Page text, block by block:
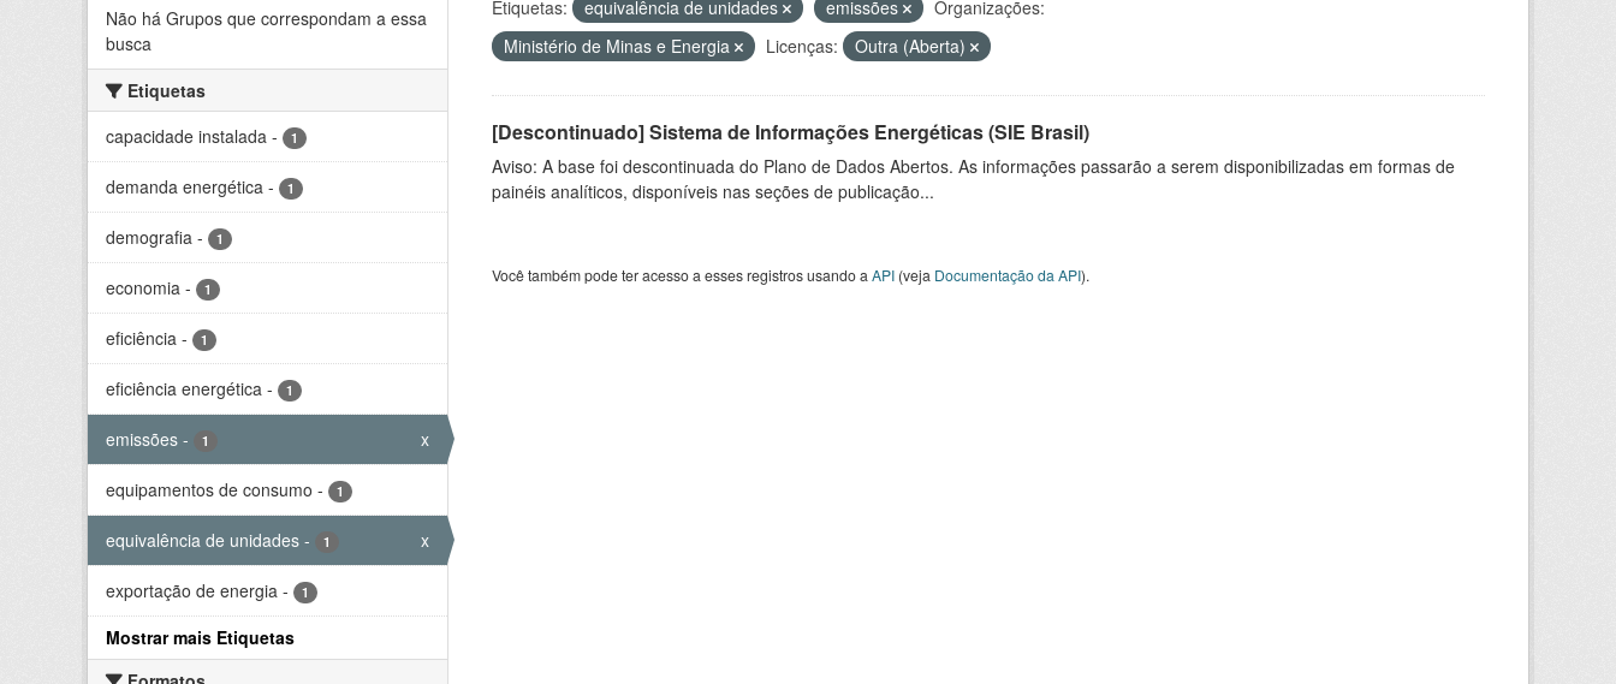
Não há Grupos que correspondam a essa
busca
Etiquetas
capacidade instalada - 1
demanda energética - 1
demografia - 1
economia - 1
eficiência - 1
eficiência energética - 1
emissões - 1 x
equipamentos de consumo - 1
equivalência de unidades - 1 x
exportação de energia - 1
Mostrar mais Etiquetas
Etiquetas: equivalência de unidades emissões
Organizações:
Ministério de Minas e Energia
Licenças: Outra (Aberta)
[Descontinuado] Sistema de Informações Energéticas (SIE Brasil)
Aviso: A base foi descontinuada do Plano de Dados Abertos. As informações passarão a serem disponibilizadas em formas de
painéis analíticos, disponíveis nas seções de publicação...
Você também pode ter acesso a esses registros usando a API(veja Documentação da API).